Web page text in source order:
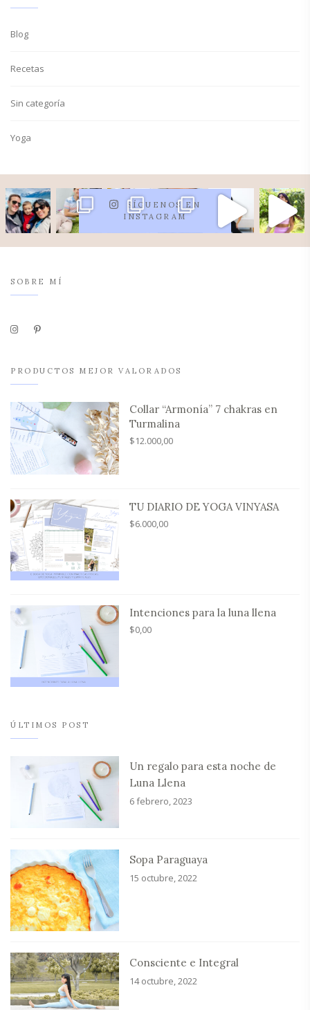
Blog
Recetas
Sin categoría
Yoga
SÍGUENOS EN
INSTAGRAM
SOBRE MÍ
PRODUCTOS MEJOR VALORADOS
Collar “Armonía” 7 chakras en
Turmalina
$12.000,00
TU DIARIO DE YOGA VINYASA
$6.000,00
Intenciones para la luna llena
$0,00
ÚLTIMOS POST
Un regalo para esta noche de
Luna Llena
6 febrero, 2023
Sopa Paraguaya
15 octubre, 2022
Consciente e Integral
14 octubre, 2022